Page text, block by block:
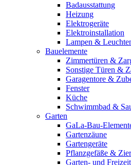
Badausstattung
Heizung
Elektrogeräte
Elektroinstallation
Lampen &
Bauelemente
Zimmertüren &
Sonstige Türen &
Garagentore &
Fenster
Küche
Schwimmbad &
Garten
GaLa-Bau-
Gartenzäune
Gartengeräte
Pflanzgefäße &
Garten- und